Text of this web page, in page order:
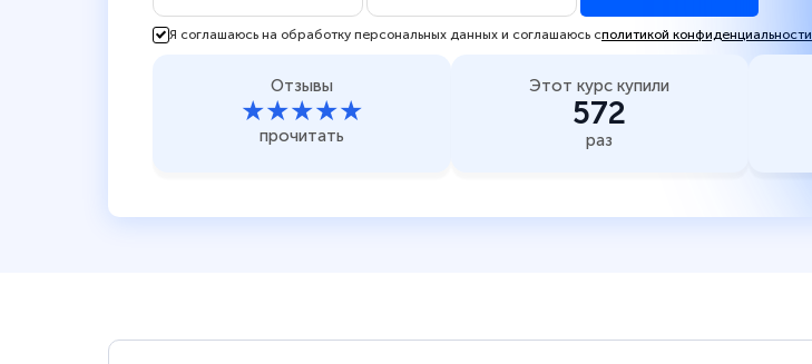
Я соглашаюсь на обработку персональных данных и соглашаюсь сполитикой конфиденциальности
Отзывы
★★★★★
прочитать
Этот курс купили
572
раз